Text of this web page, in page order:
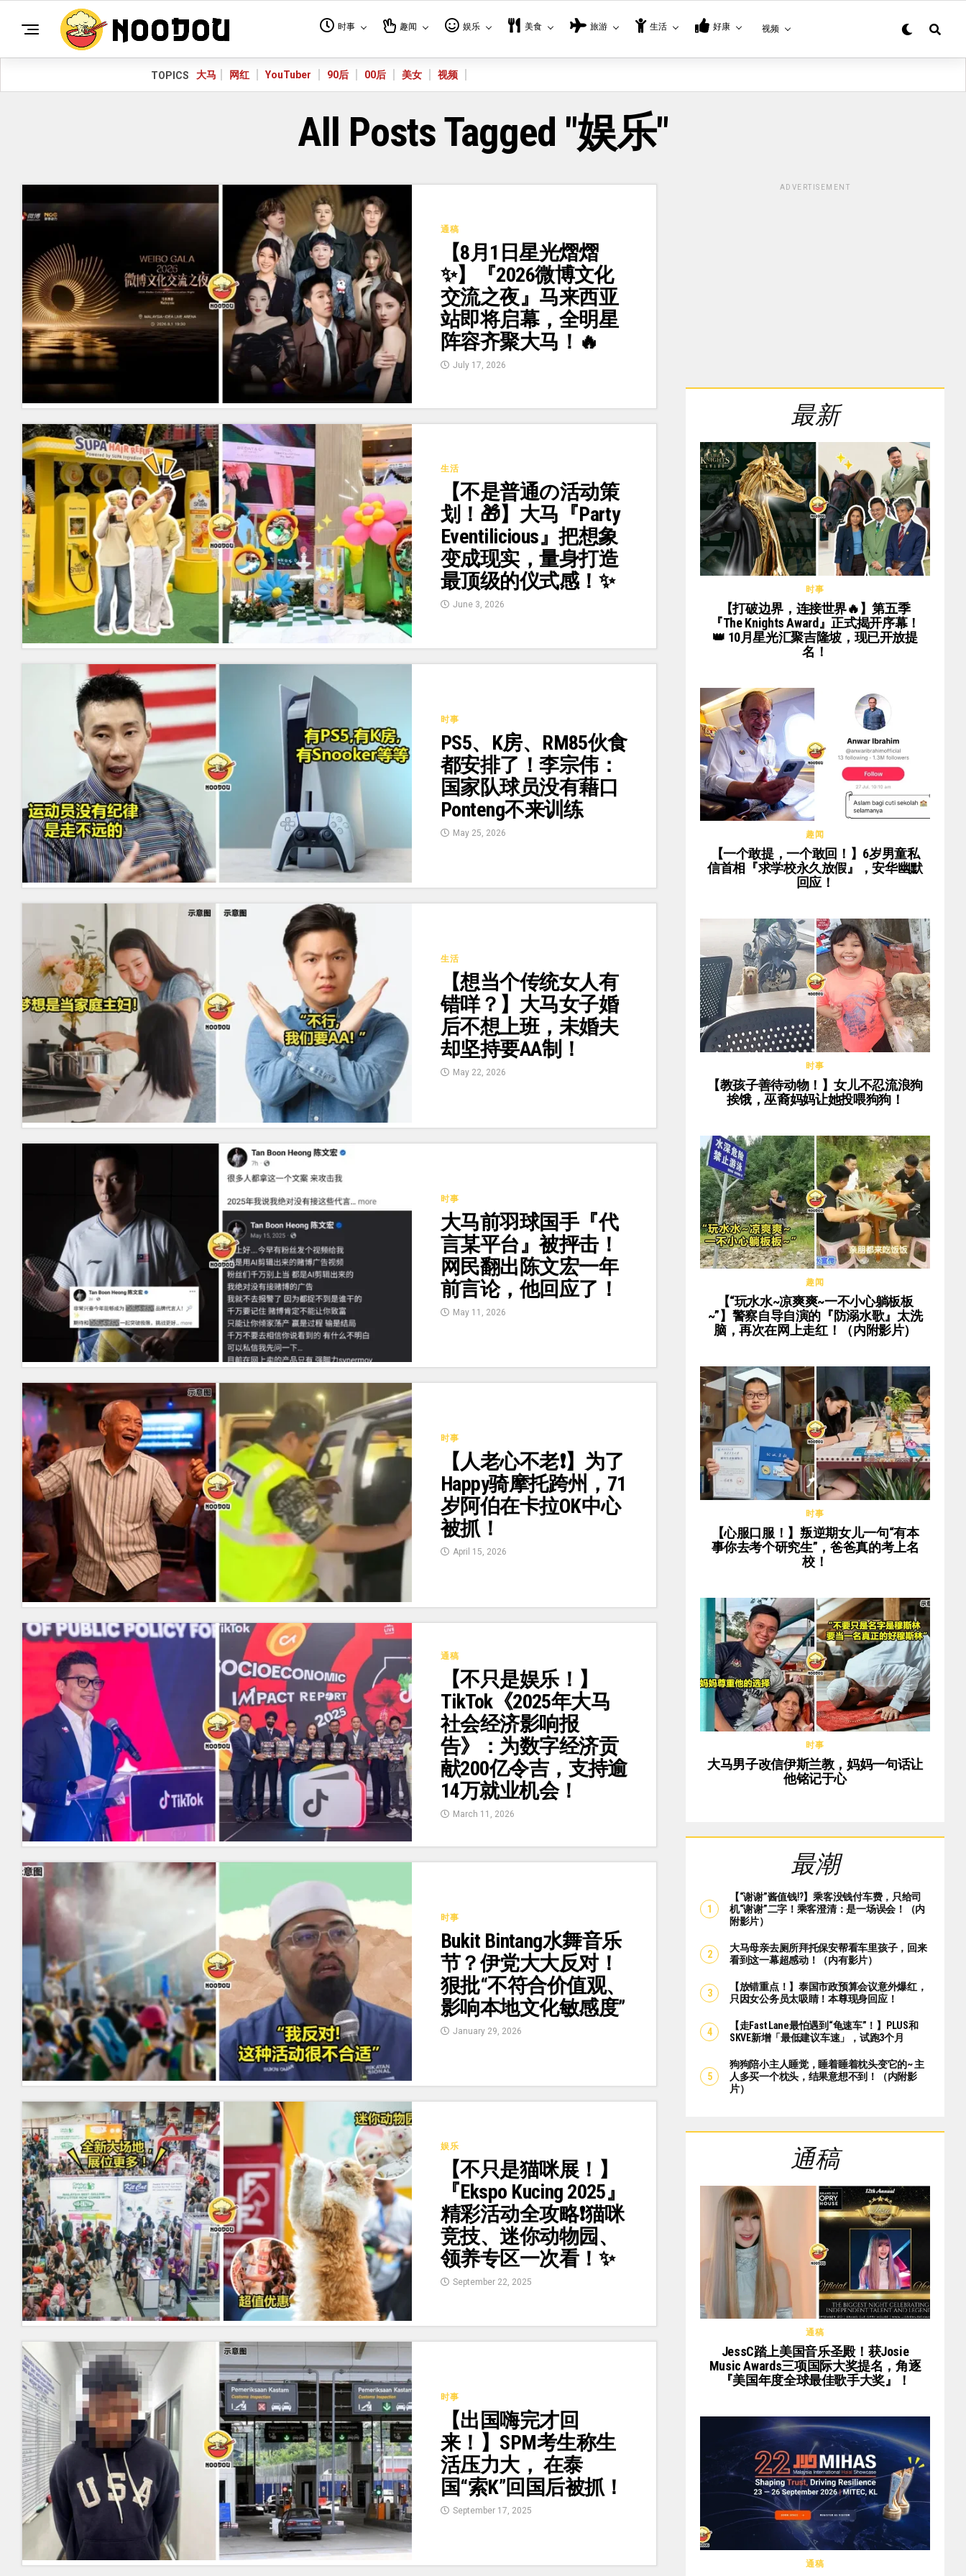
时事 趣闻 娱乐 美食 旅游 生活 好康 视频
TOPICS 大马 网红 YouTuber 90后 00后 美女 视频
All Posts Tagged "娱乐"
通稿
【8月1日星光熠熠
✨】『2026微博文化
交流之夜』马来西亚
站即将启幕，全明星
阵容齐聚大马！🔥
July 17, 2026
生活
【不是普通の活动策
划！🎁】大马『Party
Eventilicious』把想象
变成现实，量身打造
最顶级的仪式感！✨
June 3, 2026
时事
PS5、K房、RM85伙食
都安排了！李宗伟：
国家队球员没有藉口
Ponteng不来训练
May 25, 2026
生活
【想当个传统女人有
错咩？】大马女子婚
后不想上班，未婚夫
却坚持要AA制！
May 22, 2026
时事
大马前羽球国手『代
言某平台』被抨击！
网民翻出陈文宏一年
前言论，他回应了！
May 11, 2026
时事
【人老心不老❗】为了
Happy骑摩托跨州，71
岁阿伯在卡拉OK中心
被抓！
April 15, 2026
通稿
【不只是娱乐！】
TikTok《2025年大马
社会经济影响报
告》：为数字经济贡
献200亿令吉，支持逾
14万就业机会！
March 11, 2026
时事
Bukit Bintang水舞音乐
节？伊党大大反对！
狠批“不符合价值观、
影响本地文化敏感度”
January 29, 2026
娱乐
【不只是猫咪展！】
『Ekspo Kucing 2025』
精彩活动全攻略❗猫咪
竞技、迷你动物园、
领养专区一次看！✨
September 22, 2025
时事
【出国嗨完才回
来！】SPM考生称生
活压力大， 在泰
国“索K”回国后被抓！
September 17, 2025
ADVERTISEMENT
最新
时事
【打破边界，连接世界🔥】第五季
『The Knights Award』正式揭开序幕！
👑 10月星光汇聚吉隆坡，现已开放提
名！
趣闻
【一个敢提，一个敢回！】6岁男童私
信首相『求学校永久放假』，安华幽默
回应！
时事
【教孩子善待动物！】女儿不忍流浪狗
挨饿，巫裔妈妈让她投喂狗狗！
趣闻
【“玩水水~凉爽爽~一不小心躺板板
~”】警察自导自演的『防溺水歌』太洗
脑，再次在网上走红！（内附影片）
时事
【心服口服！】叛逆期女儿一句“有本
事你去考个研究生”，爸爸真的考上名
校！
时事
大马男子改信伊斯兰教，妈妈一句话让
他铭记于心
最潮
【“谢谢”酱值钱⁉️】乘客没钱付车费，只给司
机“谢谢”二字！乘客澄清：是一场误会！（内
附影片）
大马母亲去厕所拜托保安帮看车里孩子，回来
看到这一幕超感动！（内有影片）
【放错重点！】泰国市政预算会议意外爆红，
只因女公务员太吸睛！本尊现身回应！
【走Fast Lane最怕遇到“龟速车”！】PLUS和
SKVE新增「最低建议车速」，试跑3个月
狗狗陪小主人睡觉，睡着睡着枕头变它的~ 主
人多买一个枕头，结果意想不到！（内附影
片）
通稿
通稿
JessC踏上美国音乐圣殿！获Josie
Music Awards三项国际大奖提名，角逐
『美国年度全球最佳歌手大奖』！
通稿